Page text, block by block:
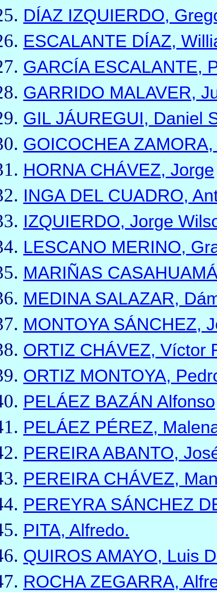
DÍAZ IZQUIERDO,
ESCALANTE DÍAZ,
GARCÍA ESCALANTE,
GARRIDO MALAVER,
GIL JÁUREGUI, Daniel
GOICOCHEA
HORNA CHÁVEZ, Jorge
INGA DEL CUADRO,
IZQUIERDO, Jorge
LESCANO MERINO,
MARIÑAS
MEDINA SALAZAR,
MONTOYA SÁNCHEZ,
ORTIZ CHÁVEZ, Víctor
ORTIZ MONTOYA,
PELÁEZ BAZÁN Alfonso
PELÁEZ PÉREZ,
PEREIRA ABANTO,
PEREIRA CHÁVEZ,
PEREYRA SÁNCHEZ
PITA, Alfredo.
QUIROS AMAYO, Luis
ROCHA ZEGARRA,